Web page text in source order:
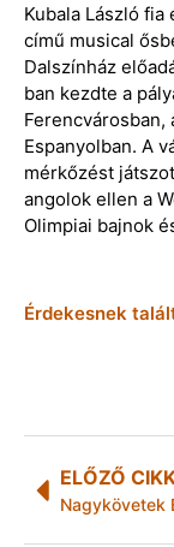
Kubala László fia
című musical
Dalszínház
ban kezdte a
Ferencvárosban,
Espanyolban. A
mérkőzést
angolok ellen a
Olimpiai bajnok
Érdekesnek
ELŐZŐ